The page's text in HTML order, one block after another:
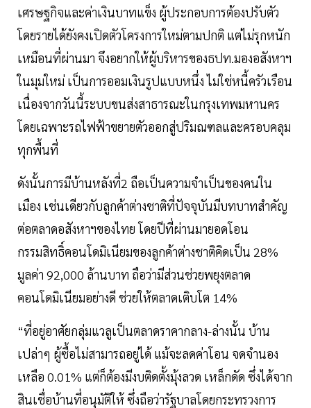
เศรษฐกิจและค่าเงินบาทแข็ง ผู้ประกอบการต้องปรับตัว
โดยรายได้ยังคงเปิดตัวโครงการใหม่ตามปกติ แต่ไม่รุกหนัก
เหมือนที่ผ่านมา จึงอยากให้ผู้บริหารของธปท.มองอสังหาฯ
ในมุมใหม่ เป็นการออมเงินรูปแบบหนึ่ง ไม่ใช่หนี้ครัวเรือน
เนื่องจากวันนี้ระบบขนส่งสาธารณะในกรุงเทพมหานคร
โดยเฉพาะรถไฟฟ้าขยายตัวออกสู่ปริมณฑลและครอบคลุม
ทุกพื้นที่
ดังนั้นการมีบ้านหลังที่2 ถือเป็นความจำเป็นของคนใน
เมือง เช่นเดียวกับลูกค้าต่างชาติที่ปัจจุบันมีบทบาทสำคัญ
ต่อตลาดอสังหาฯของไทย โดยปีที่ผ่านมายอดโอน
กรรมสิทธิ์คอนโดมิเนียมของลูกค้าต่างชาติคิดเป็น 28%
มูลค่า 92,000 ล้านบาท ถือว่ามีส่วนช่วยพยุงตลาด
คอนโดมิเนียมอย่างดี ช่วยให้ตลาดเติบโต 14%
“ที่อยู่อาศัยกลุ่มแวลูเป็นตลาดราคากลาง-ล่างนั้น บ้าน
เปล่าๆ ผู้ซื้อไม่สามารถอยู่ได้ แม้จะลดค่าโอน จดจำนอง
เหลือ 0.01% แต่ก็ต้องมีงบติดตั้งมุ้งลวด เหล็กดัด ซึ่งได้จาก
สินเชื่อบ้านที่อนุมัติให้ ซึ่งถือว่ารัฐบาลโดยกระทรวงการ